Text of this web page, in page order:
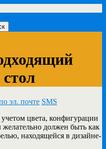
эл. почте SMS
цвета, конфигурации
должен быть как
находящейся в дизайне-